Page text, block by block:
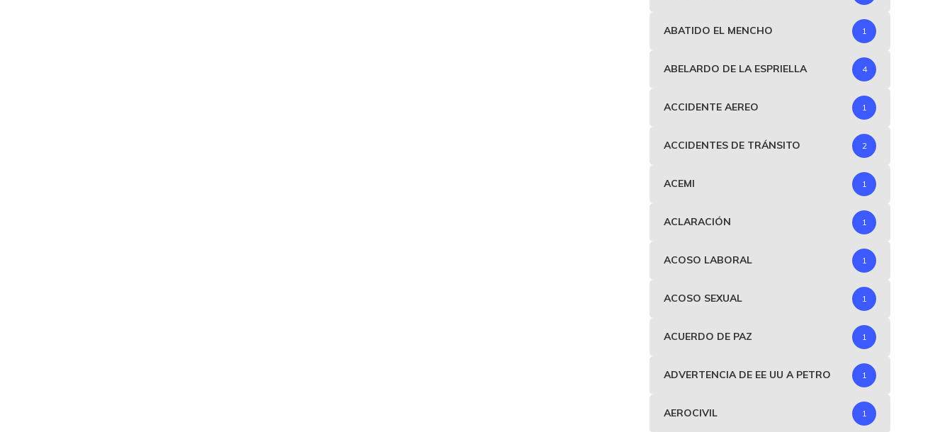
ABATIDO EL MENCHO 1
ABELARDO DE LA ESPRIELLA 4
ACCIDENTE AEREO 1
ACCIDENTES DE TRÁNSITO 2
ACEMI 1
ACLARACIÓN 1
ACOSO LABORAL 1
ACOSO SEXUAL 1
ACUERDO DE PAZ 1
ADVERTENCIA DE EE UU A PETRO 1
AEROCIVIL 1